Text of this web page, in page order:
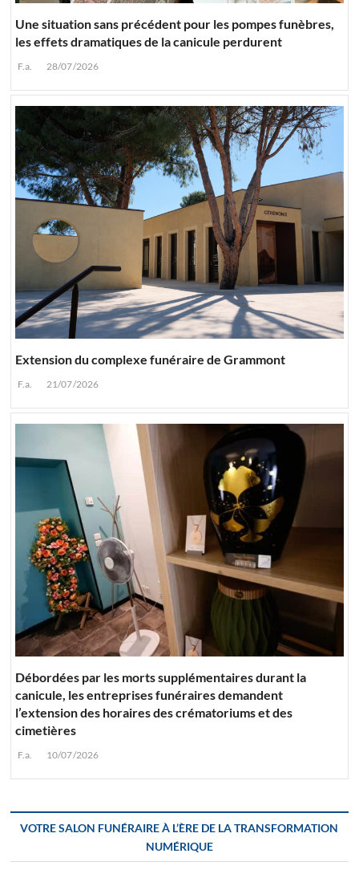
Une situation sans précédent pour les pompes funèbres,
les effets dramatiques de la canicule perdurent
F.a. 28/07/2026
Extension du complexe funéraire de Grammont
F.a. 21/07/2026
Débordées par les morts supplémentaires durant la
canicule, les entreprises funéraires demandent
l’extension des horaires des crématoriums et des
cimetières
F.a. 10/07/2026
VOTRE SALON FUNÉRAIRE À L’ÈRE DE LA TRANSFORMATION
NUMÉRIQUE